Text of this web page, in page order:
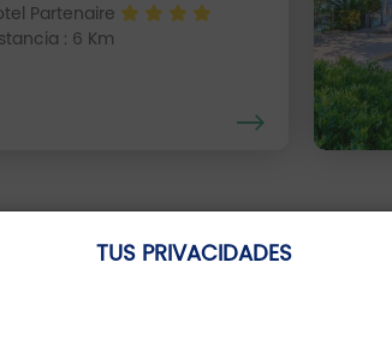
TUS PRIVACIDADES
Partenaire
: 6 Km
Ellos hablan de